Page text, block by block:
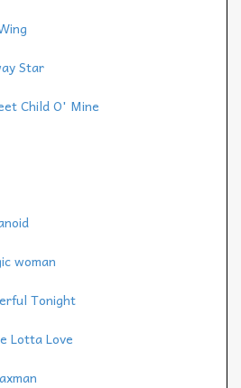
Star
Child O' Mine
woman
Tonight
Lotta Love